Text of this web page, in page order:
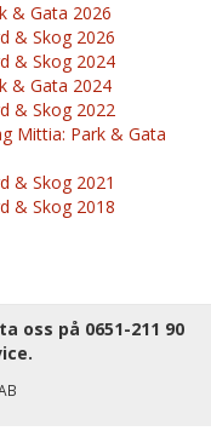
& Gata 2026
& Skog 2026
& Skog 2024
& Gata 2024
& Skog 2022
Mittia: Park & Gata
& Skog 2021
& Skog 2018
oss på 0651-211 90